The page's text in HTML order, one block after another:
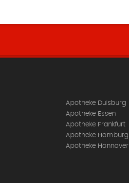
Apotheke Duisburg
Apotheke Essen
Apotheke Frankfurt
Apotheke Hamburg
Apotheke Hannover